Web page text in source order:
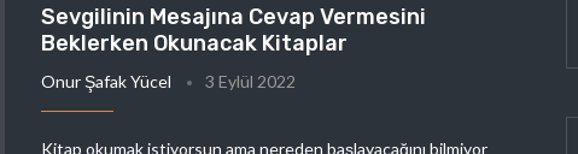
Sevgilinin Mesajına Cevap Vermesini
Beklerken Okunacak Kitaplar
Onur Şafak Yücel 3 Eylül 2022
Kitap okumak istiyorsun ama nereden başlayacağını bilmiyor